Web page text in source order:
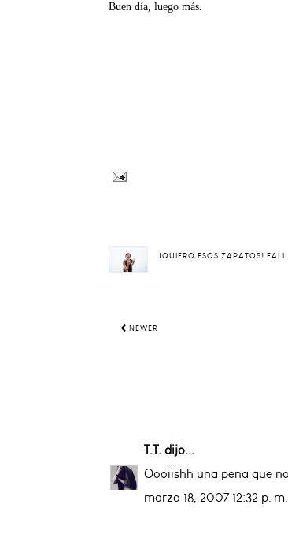
Buen día, luego más.
¡QUIERO ESOS ZAPATOS!
NEWER
T.T. dijo...
Oooiishh una pena que
marzo 18, 2007 12:32 p. m.